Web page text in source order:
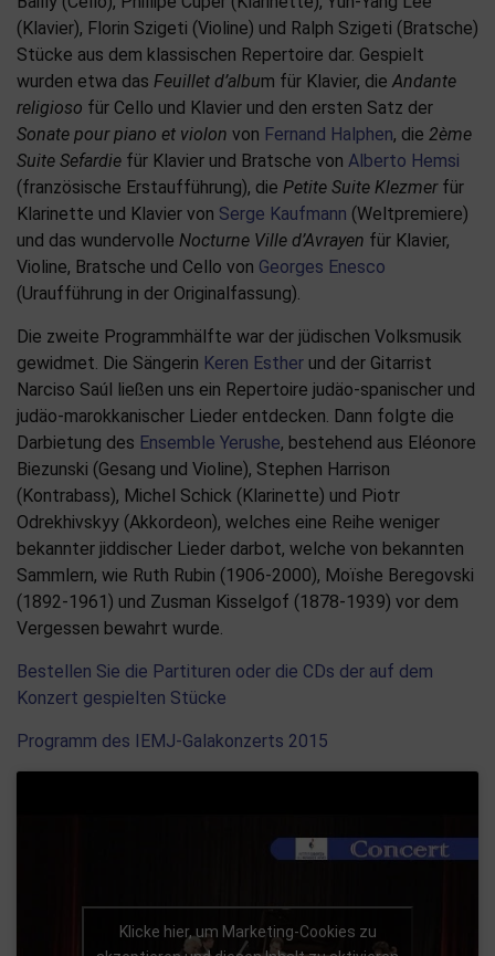
(Klavier), Florin Szigeti (Violine) und Ralph Szigeti (Bratsche)
Stücke aus dem klassischen Repertoire dar. Gespielt
wurden etwa das Feuillet d’album für Klavier, dieAndante
religioso für Cello und Klavier und den ersten Satz der
Sonate pour piano et violon von Fernand Halphen, die 2ème
Suite Sefardie für Klavier und Bratsche von Alberto Hemsi
(französische Erstaufführung), die Petite Suite Klezmerfür
Klarinette und Klavier von Serge Kaufmann (Weltpremiere)
und das wundervolle Nocturne Ville d’Avrayen für Klavier,
Violine, Bratsche und Cello von Georges Enesco
(Uraufführung in der Originalfassung).
Die zweite Programmhälfte war der jüdischen Volksmusik
gewidmet. Die Sängerin Keren Esther und der Gitarrist
Narciso Saúl ließen uns ein Repertoire judäo-spanischer und
judäo-marokkanischer Lieder entdecken. Dann folgte die
Darbietung des Ensemble Yerushe, bestehend aus Eléonore
Biezunski (Gesang und Violine), Stephen Harrison
(Kontrabass), Michel Schick (Klarinette) und Piotr
Odrekhivskyy (Akkordeon), welches eine Reihe weniger
bekannter jiddischer Lieder darbot, welche von bekannten
Sammlern, wie Ruth Rubin (1906-2000), Moïshe Beregovski
(1892-1961) und Zusman Kisselgof (1878-1939) vor dem
Vergessen bewahrt wurde.
Bestellen Sie die Partituren oder die CDs der auf dem
Konzert gespielten Stücke
Programm des IEMJ-Galakonzerts 2015
Klicke hier, um Marketing-Cookies zu